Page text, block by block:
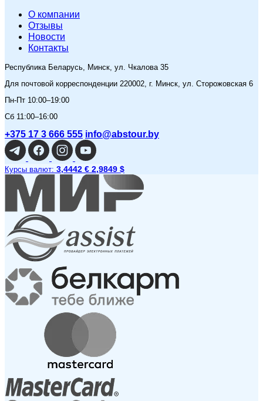
O компании
Отзывы
Новости
Контакты
Республика Беларусь, Минск, ул. Чкалова 35
Для почтовой корреспонденции 220002, г. Минск, ул. Сторожовская 6
Пн-Пт 10:00–19:00
Сб 11:00–16:00
+375 17 3 666 555 info@abstour.by
Курсы валют: 3,4442 € 2,9849 $